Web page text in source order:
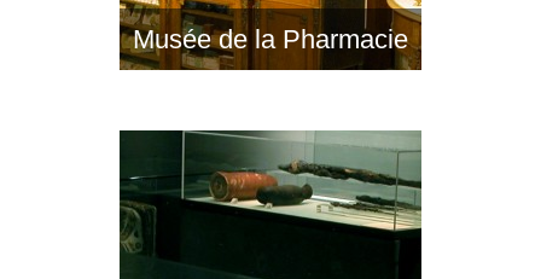
Musée de la Pharmacie